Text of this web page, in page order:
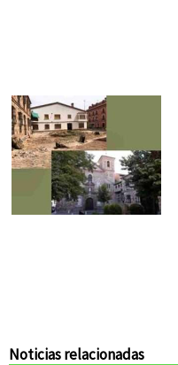
Noticias relacionadas